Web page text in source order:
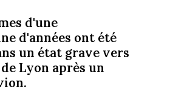
d'une
d'années ont été
un état grave vers
Lyon après un